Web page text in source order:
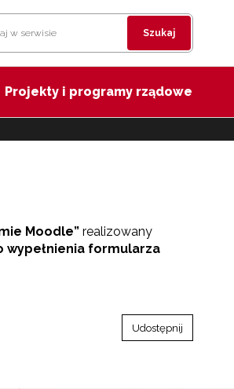
Szukaj
Projekty i programy rządowe
Moodle” realizowany
wypełnienia formularza
Udostępnij